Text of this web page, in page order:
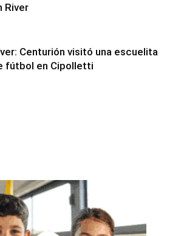
River
Centurión visitó una escuelita
fútbol en Cipolletti